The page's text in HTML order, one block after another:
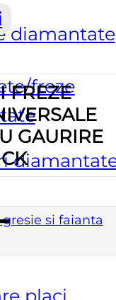
diamantate
freze
gresie si faianta
placi
FREZE
GAURIRE